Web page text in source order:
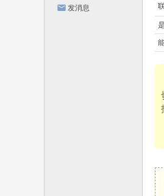
发消息